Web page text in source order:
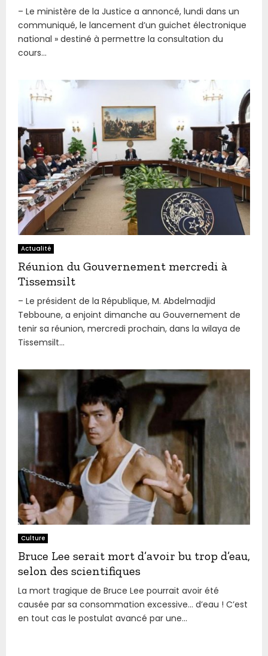
– Le ministère de la Justice a annoncé, lundi dans un
communiqué, le lancement d’un guichet électronique
national » destiné à permettre la consultation du
cours...
Actualité
Réunion du Gouvernement mercredi à
Tissemsilt
– Le président de la République, M. Abdelmadjid
Tebboune, a enjoint dimanche au Gouvernement de
tenir sa réunion, mercredi prochain, dans la wilaya de
Tissemsilt...
Culture
Bruce Lee serait mort d’avoir bu trop d’eau,
selon des scientifiques
La mort tragique de Bruce Lee pourrait avoir été
causée par sa consommation excessive… d’eau ! C’est
en tout cas le postulat avancé par une...